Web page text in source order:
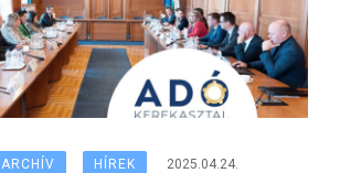
ARCHÍV HÍREK 2025.04.24.